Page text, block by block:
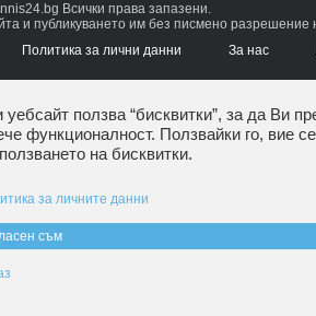
Всички права запазени.
и публикуването им без писмено разрешение
Политика за лични данни За нас
уебсайт ползва “бисквитки”, за да Ви
функционалност. Ползвайки го, вие
на бисквитки.
за личните данни
съм